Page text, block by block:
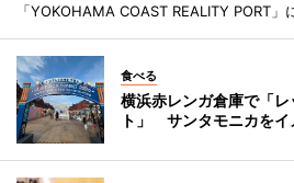
「YOKOHAMA COAST REALITY PORT」
食べる
横浜赤レンガ倉庫で「
ト」 サンタモニカを